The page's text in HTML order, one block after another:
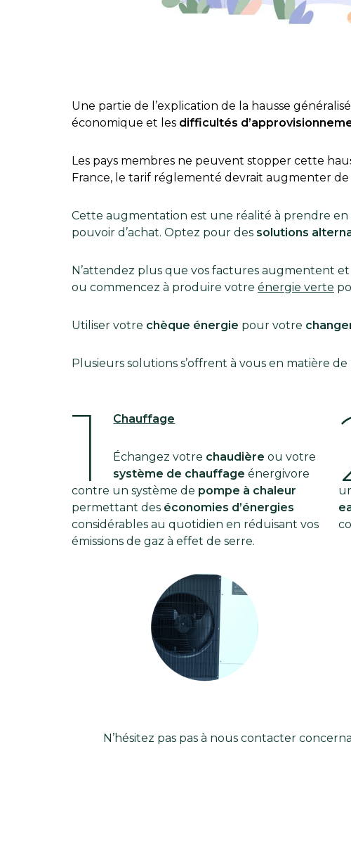
Une partie de l’explication de la hausse
économique et les difficultés
Les pays membres ne peuvent stopper cette
France, le tarif réglementé devrait augmenter
Cette augmentation est une réalité à prendre
pouvoir d’achat. Optez pour des solutions
N’attendez plus que vos factures augmentent
ou commencez à produire votre énergie verte
Utiliser votre chèque énergie pour votre
Plusieurs solutions s’offrent à vous en matière de
1 Chauffage
Échangez votre chaudièreou votre
système de chauffage énergivore
contre un système de pompe à chaleur
permettant des économies d’énergies
considérables au quotidien en réduisant vos
émissions de gaz à effet de serre.
N’hésitez pas pas à nous contacter